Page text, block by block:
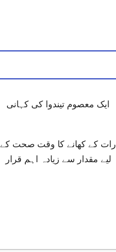
ایک معصوم تیندوا کی کہانی
رات کے کھانے کا وقت صحت کے
لیے مقدار سے زیادہ اہم قرار